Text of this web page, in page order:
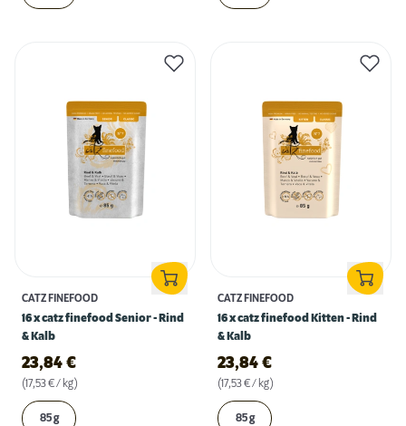
CATZ FINEFOOD
16 x catz finefood Senior - Rind
& Kalb
23,84 €
(17,53 € / kg)
85 g
CATZ FINEFOOD
16 x catz finefood Kitten - Rind
& Kalb
23,84 €
(17,53 € / kg)
85 g